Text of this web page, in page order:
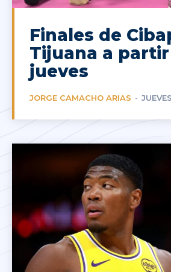
Finales de
Tijuana a
jueves
JORGE CAMACHO ARIAS -